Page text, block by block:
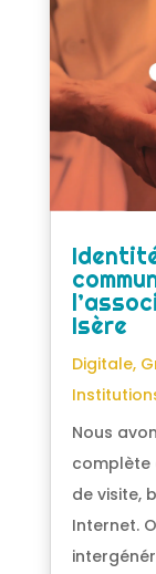
Isère
Digitale,
Nous
complète
de visite,
Internet.